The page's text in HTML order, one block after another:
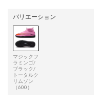
バリエーション
マジックフ
ラミンゴ/
ブラック/
トータルク
リムゾン
（600）